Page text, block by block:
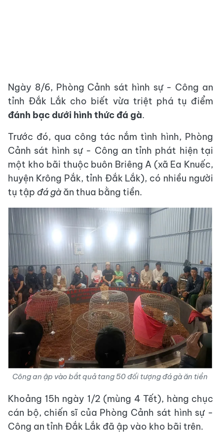
Ngày 8/6, Phòng Cảnh sát hình sự - Công an
tỉnh Đắk Lắk cho biết vừa triệt phá tụ điểm
đánh bạc dưới hình thức đá gà.
Trước đó, qua công tác nắm tình hình, Phòng
Cảnh sát hình sự - Công an tỉnh phát hiện tại
một kho bãi thuộc buôn Briêng A (xã Ea Knuếc,
huyện Krông Pắk, tỉnh Đắk Lắk), có nhiều người
tụ tập đá gà ăn thua bằng tiền.
Công an ập vào bắt quả tang 50 đối tượng đá gà ăn tiền
Khoảng 15h ngày 1/2 (mùng 4 Tết), hàng chục
cán bộ, chiến sĩ của Phòng Cảnh sát hình sự -
Công an tỉnh Đắk Lắk đã ập vào kho bãi trên.